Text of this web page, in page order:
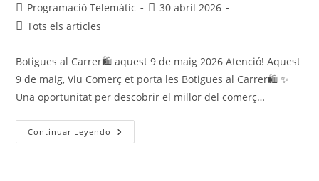
Programació Telemàtic
30 abril 2026
Tots els articles
Botigues al Carrer🛍️ aquest 9 de maig 2026 Atenció! Aquest
9 de maig, Viu Comerç et porta les Botigues al Carrer🛍️ ✨
Una oportunitat per descobrir el millor del comerç…
Continuar Leyendo